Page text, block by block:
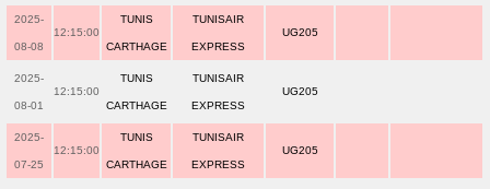
2025-
08-08
12:15:00
TUNIS
CARTHAGE
TUNISAIR
EXPRESS
UG205
2025-
08-01
12:15:00
TUNIS
CARTHAGE
TUNISAIR
EXPRESS
UG205
2025-
07-25
12:15:00
TUNIS
CARTHAGE
TUNISAIR
EXPRESS
UG205